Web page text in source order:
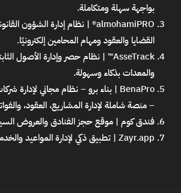
بواجهة سهلة ومتكاملة.
almohamiPRO® | نظام إدارة الشؤون القانونية
القضايا والعقود ومهام المحامين إلكترونيًا.
AsseTrack™ | نظام حصر وإدارة الأصول الثابتة
والمعدات بذكاء وسهولة.
BenaPro | بناء برو – نظام مجاني لإدارة شركات المقاولات والمشاريع
– منصة شاملة لإدارة المشاريع، العقود،
فندق كوم | موقع حجز الفنادق والعروض
Zayr.app | تطبيق ذكي لإدارة المواعيد والخدمات